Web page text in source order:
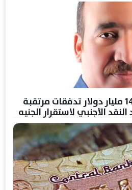
بركات لـ " مصر الآن "140 مليار دولار تدفقات مرتقبة